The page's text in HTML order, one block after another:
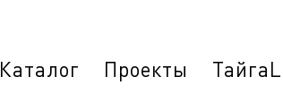
Каталог Проекты